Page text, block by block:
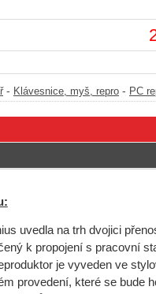
- Klávesnice, myš, repro - PC
uvedla na trh dvojici
k propojení s pracovní
je vyveden ve
provedení, které se bude